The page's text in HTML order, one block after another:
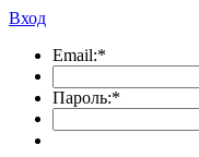
Вход
Email:*
Пароль:*